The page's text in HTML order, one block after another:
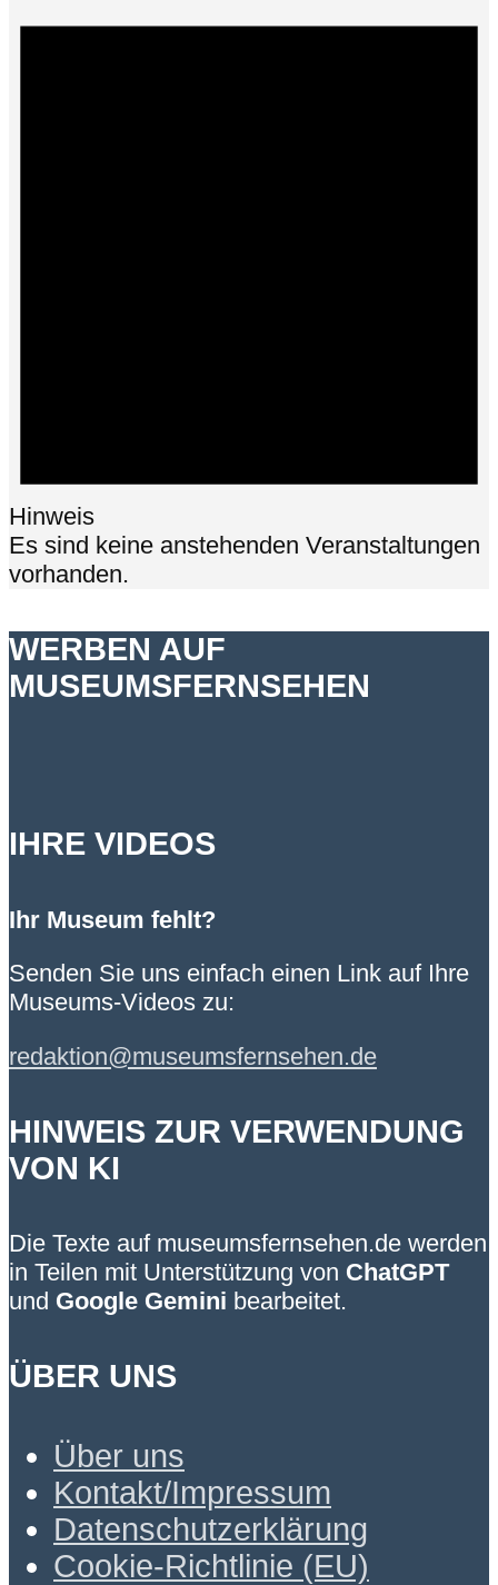
Hinweis
Es sind keine anstehenden Veranstaltungen
vorhanden.
WERBEN AUF
MUSEUMSFERNSEHEN
IHRE VIDEOS
Ihr Museum fehlt?
Senden Sie uns einfach einen Link auf Ihre
Museums-Videos zu:
redaktion@museumsfernsehen.de
HINWEIS ZUR VERWENDUNG
VON KI
Die Texte auf museumsfernsehen.de werden
in Teilen mit Unterstützung von ChatGPT
und Google Gemini bearbeitet.
ÜBER UNS
Über uns
Kontakt/Impressum
Datenschutzerklärung
Cookie-Richtlinie (EU)